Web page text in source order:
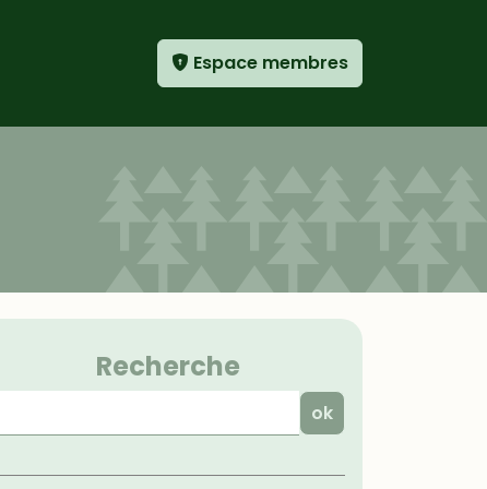
Espace membres
Recherche